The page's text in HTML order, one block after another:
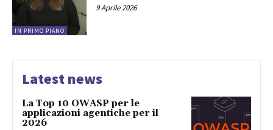
IN PRIMO PIANO
9 Aprile 2026
Latest news
La Top 10 OWASP per le
applicazioni agentiche per il
2026